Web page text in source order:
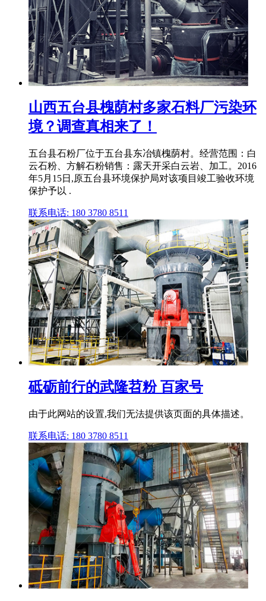
山西五台县槐荫村多家石料厂污染环
境？调查真相来了！
五台县石粉厂位于五台县东冶镇槐荫村。经营范围：白
云石粉、方解石粉销售：露天开采白云岩、加工。2016
年5月15日,原五台县环境保护局对该项目竣工验收环境
保护予以 .
联系电话: 180 3780 8511
砥砺前行的武隆苕粉 百家号
由于此网站的设置,我们无法提供该页面的具体描述。
联系电话: 180 3780 8511